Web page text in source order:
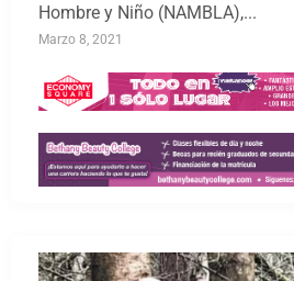
Hombre y Niño (NAMBLA),...
Marzo 8, 2021